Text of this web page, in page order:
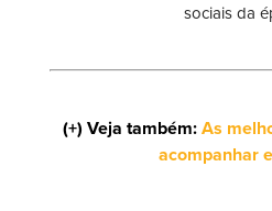
sociais da
(+) Veja também:As
acompanhar